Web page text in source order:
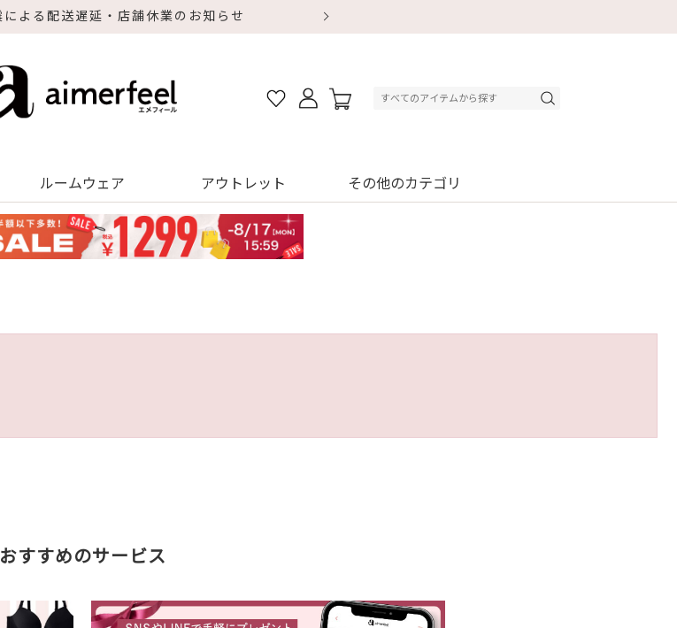
ルームウェア アウトレット その他のカテゴリ
おすすめのサービス